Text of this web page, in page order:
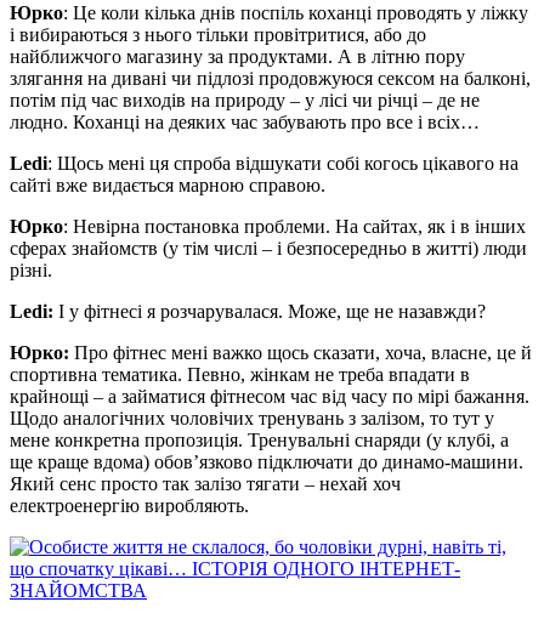
Юрко: Це коли кілька днів поспіль коханці проводять у ліжку
і вибираються з нього тільки провітритися, або до
найближчого магазину за продуктами. А в літню пору
злягання на дивані чи підлозі продовжуюся сексом на балконі,
потім під час виходів на природу – у лісі чи річці – де не
людно. Коханці на деяких час забувають про все і всіх…
Ledi: Щось мені ця спроба відшукати собі когось цікавого на
сайті вже видається марною справою.
Юрко: Невірна постановка проблеми. На сайтах, як і в інших
сферах знайомств (у тім числі – і безпосередньо в житті) люди
різні.
Ledi: І у фітнесі я розчарувалася. Може, ще не назавжди?
Юрко: Про фітнес мені важко щось сказати, хоча, власне, це й
спортивна тематика. Певно, жінкам не треба впадати в
крайнощі – а займатися фітнесом час від часу по мірі бажання.
Щодо аналогічних чоловічих тренувань з залізом, то тут у
мене конкретна пропозиція. Тренувальні снаряди (у клубі, а
ще краще вдома) обов’язково підключати до динамо-машини.
Який сенс просто так залізо тягати – нехай хоч
електроенергію виробляють.